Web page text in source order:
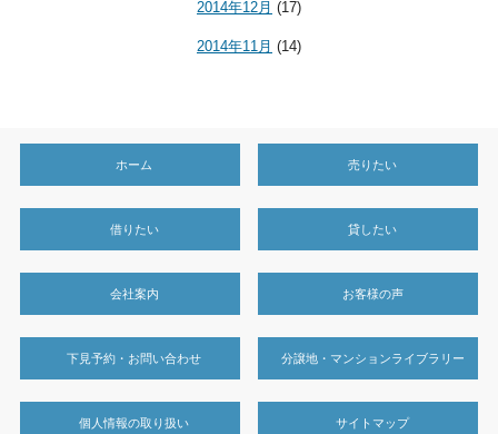
2014年12月 (17)
2014年11月 (14)
ホーム 売りたい
借りたい 貸したい
会社案内 お客様の声
下見予約・お問い合わせ 分譲地・マンションライブラリー
個人情報の取り扱い サイトマップ